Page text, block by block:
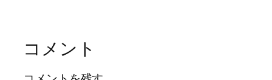
コメント